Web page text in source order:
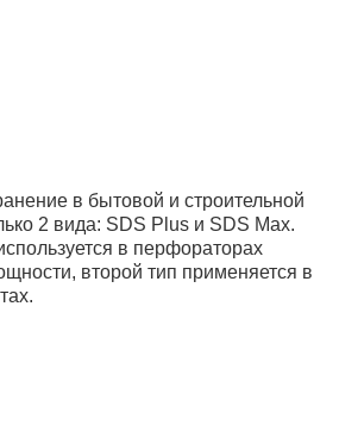
в бытовой и строительной
2 вида: SDS Plus и SDS Max.
в перфораторах
второй тип применяется в